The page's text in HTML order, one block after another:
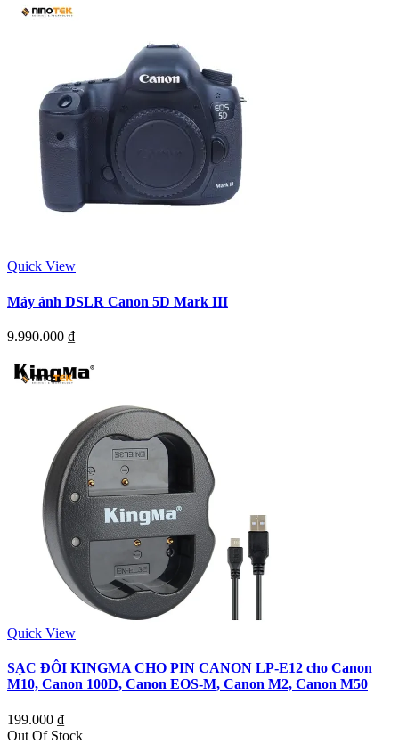
Quick View
Máy ảnh DSLR Canon 5D Mark III
9.990.000 ₫
Quick View
SẠC ĐÔI KINGMA CHO PIN CANON LP-E12 cho Canon
M10, Canon 100D, Canon EOS-M, Canon M2, Canon M50
199.000 ₫
Out Of Stock